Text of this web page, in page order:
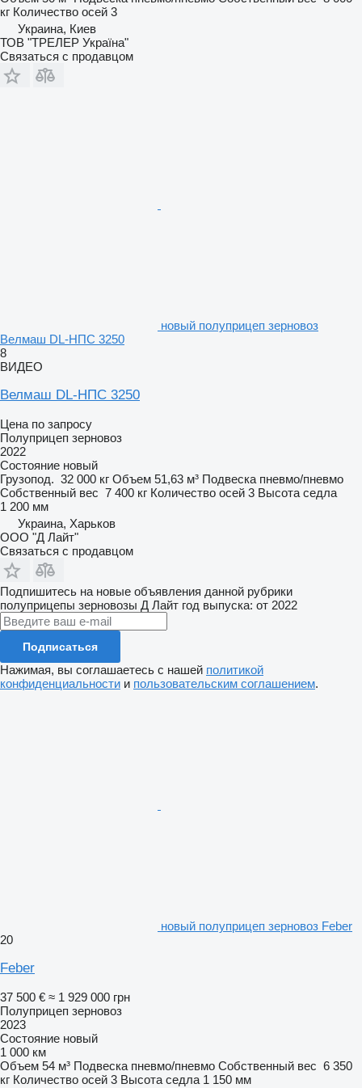
кг Количество осей 3
Украина, Киев
ТОВ "ТРЕЛЕР Україна"
Связаться с продавцом
новый полуприцеп зерновоз
Велмаш DL-НПС 3250
8
ВИДЕО
Велмаш DL-НПС 3250
Цена по запросу
Полуприцеп зерновоз
2022
Состояние новый
Грузопод. 32 000 кг Объем 51,63 м³ Подвеска пневмо/пневмо
Собственный вес 7 400 кг Количество осей 3 Высота седла
1 200 мм
Украина, Харьков
ООО "Д Лайт"
Связаться с продавцом
Подпишитесь на новые объявления данной рубрики
полуприцепы зерновозы Д Лайт год выпуска: от 2022
Подписаться
Нажимая, вы соглашаетесь с нашей политикой
конфиденциальности и пользовательским соглашением.
новый полуприцеп зерновоз Feber
20
Feber
37 500 € ≈ 1 929 000 грн
Полуприцеп зерновоз
2023
Состояние новый
1 000 км
Объем 54 м³ Подвеска пневмо/пневмо Собственный вес 6 350
кг Количество осей 3 Высота седла 1 150 мм